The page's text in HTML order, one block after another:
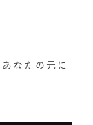
なたの元に